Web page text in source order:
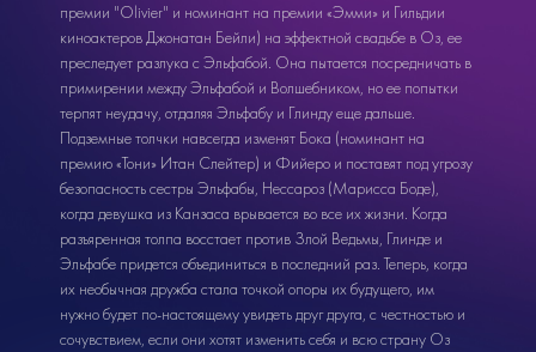
премии "Olivier" и номинант на премии «Эмми» и Гильдии
киноактеров Джонатан Бейли) на эффектной свадьбе в Оз, ее
преследует разлука с Эльфабой. Она пытается посредничать в
примирении между Эльфабой и Волшебником, но ее попытки
терпят неудачу, отдаляя Эльфабу и Глинду еще дальше.
Подземные толчки навсегда изменят Бока (номинант на
премию «Тони» Итан Слейтер) и Фийеро и поставят под угрозу
безопасность сестры Эльфабы, Нессароз (Марисса Боде),
когда девушка из Канзаса врывается во все их жизни. Когда
разъяренная толпа восстает против Злой Ведьмы, Глинде и
Эльфабе придется объединиться в последний раз. Теперь, когда
их необычная дружба стала точкой опоры их будущего, им
нужно будет по-настоящему увидеть друг друга, с честностью и
сочувствием, если они хотят изменить себя и всю страну Оз